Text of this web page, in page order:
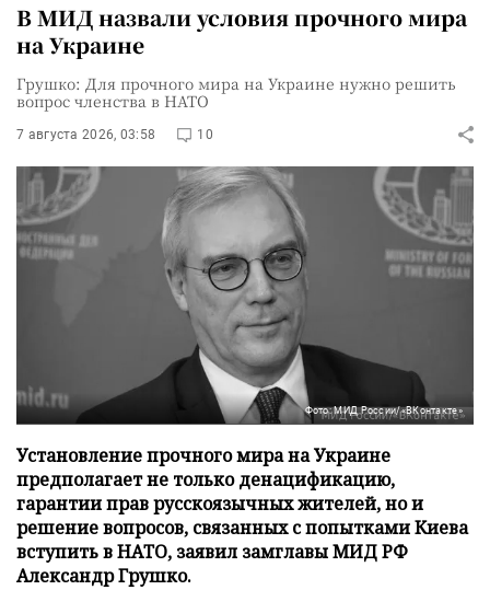
В МИД назвали условия прочного мира
на Украине
Грушко: Для прочного мира на Украине нужно решить
вопрос членства в НАТО
7 августа 2026, 03:58 10
Фото: МИД России/«ВКонтакте»
Установление прочного мира на Украине
предполагает не только денацификацию,
гарантии прав русскоязычных жителей, но и
решение вопросов, связанных с попытками Киева
вступить в НАТО, заявил замглавы МИД РФ
Александр Грушко.